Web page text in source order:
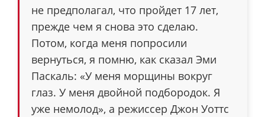
не предполагал, что пройдет 17 лет,
прежде чем я снова это сделаю.
Потом, когда меня попросили
вернуться, я помню, как сказал Эми
Паскаль: «У меня морщины вокруг
глаз. У меня двойной подбородок. Я
уже немолод», а режиссер Джон Уоттс